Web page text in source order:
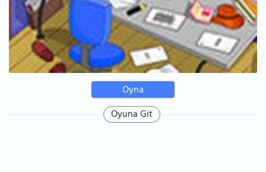
Oyna
Oyuna Git